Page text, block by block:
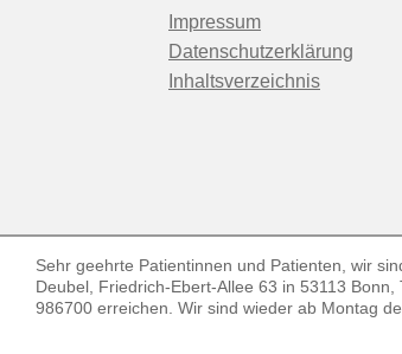
Impressum
Datenschutzerklärung
Inhaltsverzeichnis
Sehr geehrte Patientinnen und Patienten, wir
Deubel, Friedrich-Ebert-Allee 63 in 53113
986700 erreichen. Wir sind wieder ab Montag